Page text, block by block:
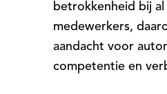
betrokkenheid bij al
medewerkers,
aandacht voor
competentie en